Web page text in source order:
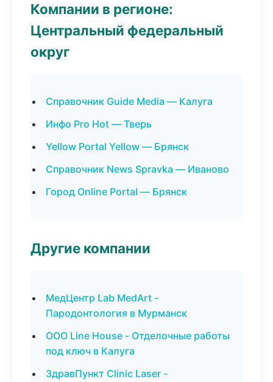
Компании в регионе:
Центральный федеральный
округ
Справочник Guide Media — Калуга
Инфо Pro Hot — Тверь
Yellow Portal Yellow — Брянск
Справочник News Spravka — Иваново
Город Online Portal — Брянск
Другие компании
МедЦентр Lab MedArt -
Пародонтология в Мурманск
ООО Line House - Отделочные работы
под ключ в Калуга
ЗдравПункт Clinic Laser -